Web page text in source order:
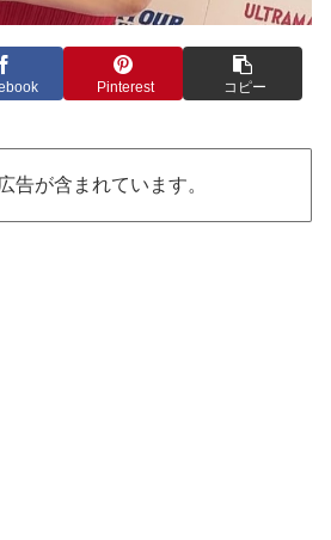
Pinterest コピー
告が含まれています。